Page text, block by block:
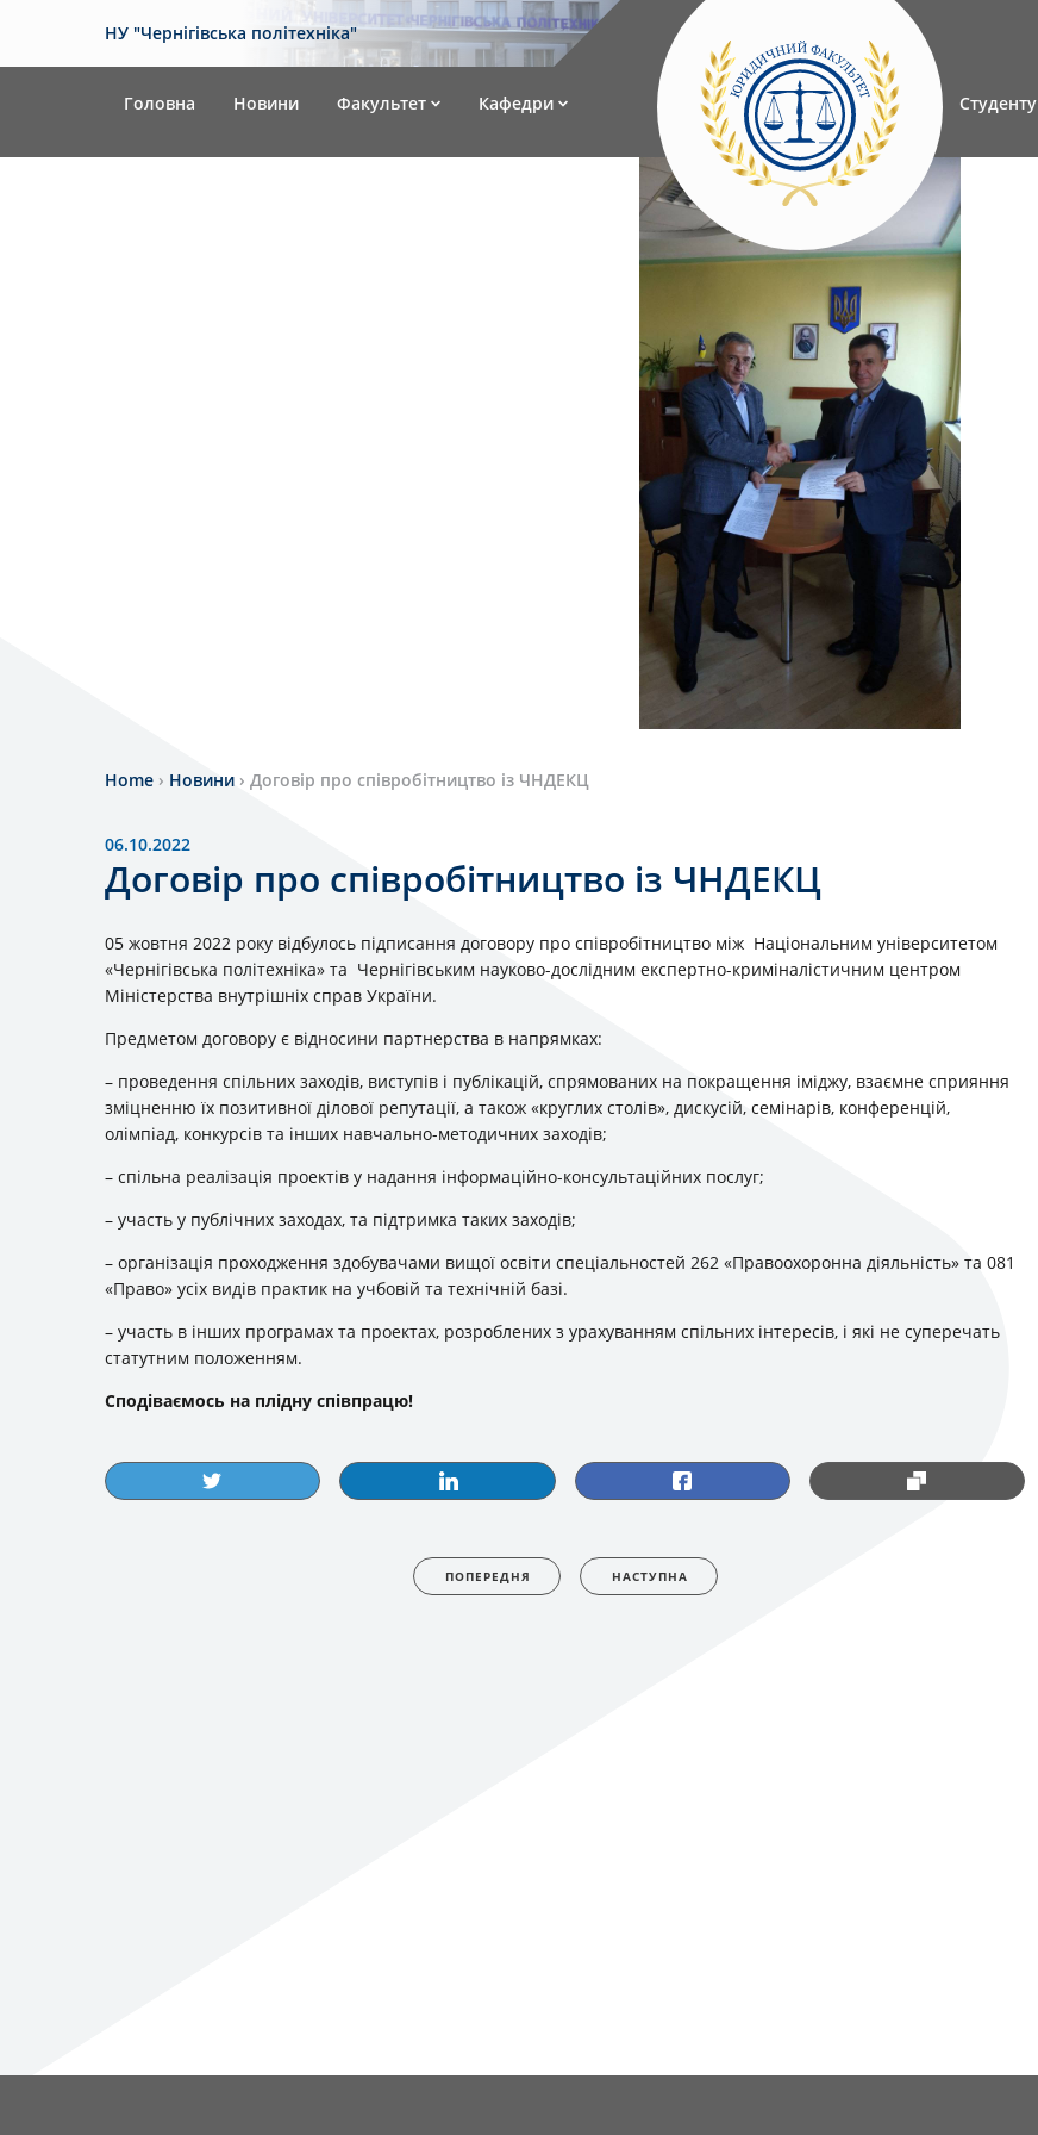
НУ "Чернігівська політехніка"
Головна Новини Факультет Кафедри Студенту
Home › Новини › Договір про співробітництво із ЧНДЕКЦ
06.10.2022
Договір про співробітництво із ЧНДЕКЦ
05 жовтня 2022 року відбулось підписання договору про співробітництво між Національним університетом
«Чернiгiвська політехніка» та Чернігівським науково-дослідним експертно-криміналістичним центром
Міністерства внутрішніх справ України.
Предметом договору є відносини партнерства в напрямках:
– проведення спільних заходів, виступів і публікацій, спрямованих на покращення іміджу, взаємне сприяння
зміцненню їх позитивної ділової репутації, а також «круглих столів», дискусій, семінарів, конференцій,
олімпіад, конкурсів та інших навчально-методичних заходів;
– спiльна реалізація проектів у надання iнформацiйно-консультаційних послуг;
– участь у публічних заходах, та підтримка таких заходів;
– органiзацiя проходження здобувачами вищої освіти спеціальностей 262 «Правоохоронна діяльність» та 081
«Право» усіх видів практик на учбовій та технiчнiй базі.
– участь в інших програмах та проектах, розроблених з урахуванням спільних інтересів, і які не суперечать
статутним положенням.
Сподіваємось на плідну співпрацю!
ПОПЕРЕДНЯ НАСТУПНА